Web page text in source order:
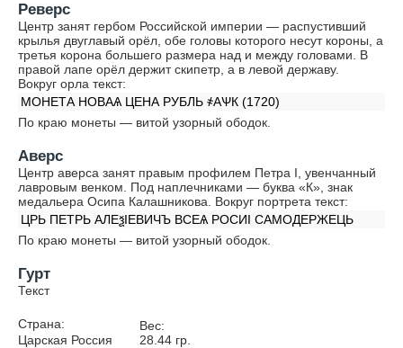
Реверс
Центр занят гербом Российской империи — распустивший
крылья двуглавый орёл, обе головы которого несут короны, а
третья корона большего размера над и между головами. В
правой лапе орёл держит скипетр, а в левой державу.
Вокруг орла текст:
МОНЕТА НОВАѦ ЦЕНА РУБЛЬ ҂АѰК (1720)
По краю монеты — витой узорный ободок.
Аверс
Центр аверса занят правым профилем Петра I, увенчанный
лавровым венком. Под наплечниками — буква «К», знак
медальера Осипа Калашникова. Вокруг портрета текст:
ЦРЬ ПЕТРЬ АЛЕѯIЕВИЧЪ ВСЕѦ РОСИI САМОДЕРЖЕЦЬ
По краю монеты — витой узорный ободок.
Гурт
Текст
Страна:
Царская Россия
Вес:
28.44гр.